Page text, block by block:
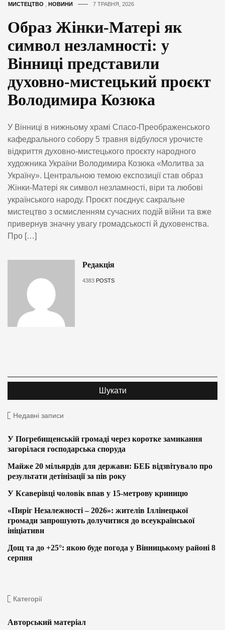
МИСТЕЦТВО НОВИНИ 7 ТРАВНЯ, 2026
Образ Жінки-Матері як
символ незламності: у
Вінниці представили
духовно-мистецький проєкт
Володимира Козюка
У Вінниці в нижньому храмі Спасо-Преображенського
кафедрального собору 5 травня відбулося урочисте
відкриття духовно-мистецького проєкту народного
художника України Володимира Козюка «Молитва за
Україну». Центральною темою експозиції став образ
Жінки-Матері як символ незламності, віри та любові
українського народу. Проєкт поєднує сакральне
мистецтво з осмисленням сучасних подій війни та вже
привернув значну увагу громадськості й духовенства.
Про […]
Редакція
4383 POSTS
Недавні записи
У Погребищенській громаді через коротке замикання
загорілася господарська споруда
Майже 20 мільярдів для держави: БЕБ відзвітувало про
результати детінізації за пів року
У Ксаверівці чоловік впав у 15-метрову криницю
«Пиріг Незалежності – 2026»: жителів Іллінецької
громади запрошують долучитися до всеукраїнської
ініціативи
Дощ та до +25°: якою буде погода у Вінницькому районі 8
серпня
Категорії
Авторський матеріал